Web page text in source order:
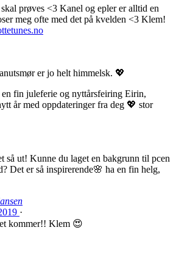
prøves <3 Kanel og epler er alltid en
meg ofte med det på kvelden <3 Klem!
er jo helt himmelsk. 💖
en fin juleferie og nyttårsfeiring Eirin,
år med oppdateringer fra deg 💖 stor
så ut! Kunne du laget en bakgrunn til pcen
Det er så inspirerende🌸 ha en fin helg,
·
kommer!! Klem 😍